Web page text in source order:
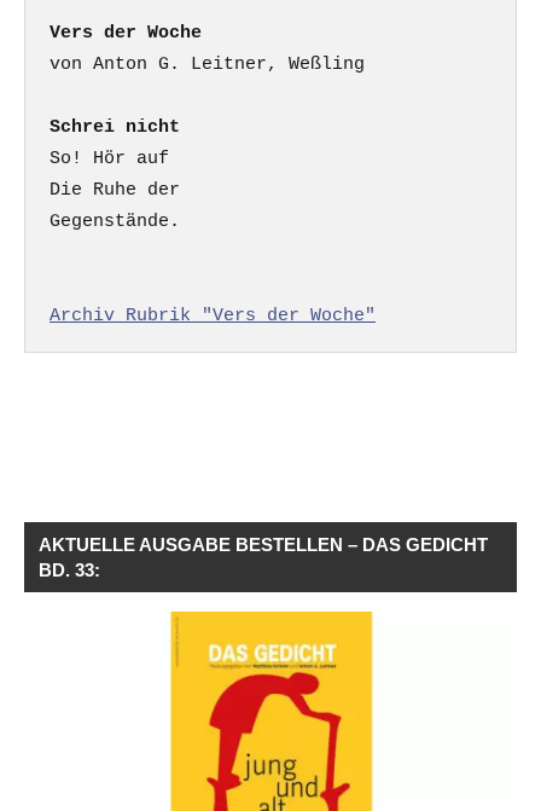
Vers der Woche
Schrei nicht
So! Hör auf
Die Ruhe der
Gegenstände.
Archiv Rubrik "Vers der Woche"
AKTUELLE AUSGABE BESTELLEN – DAS GEDICHT
BD. 33: